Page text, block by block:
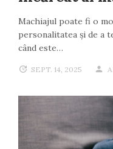
Machiajul poate fi o
personalitatea și de a
când este…
SEPT. 14, 2025